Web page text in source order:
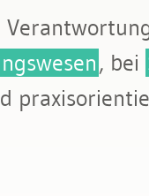
, bei